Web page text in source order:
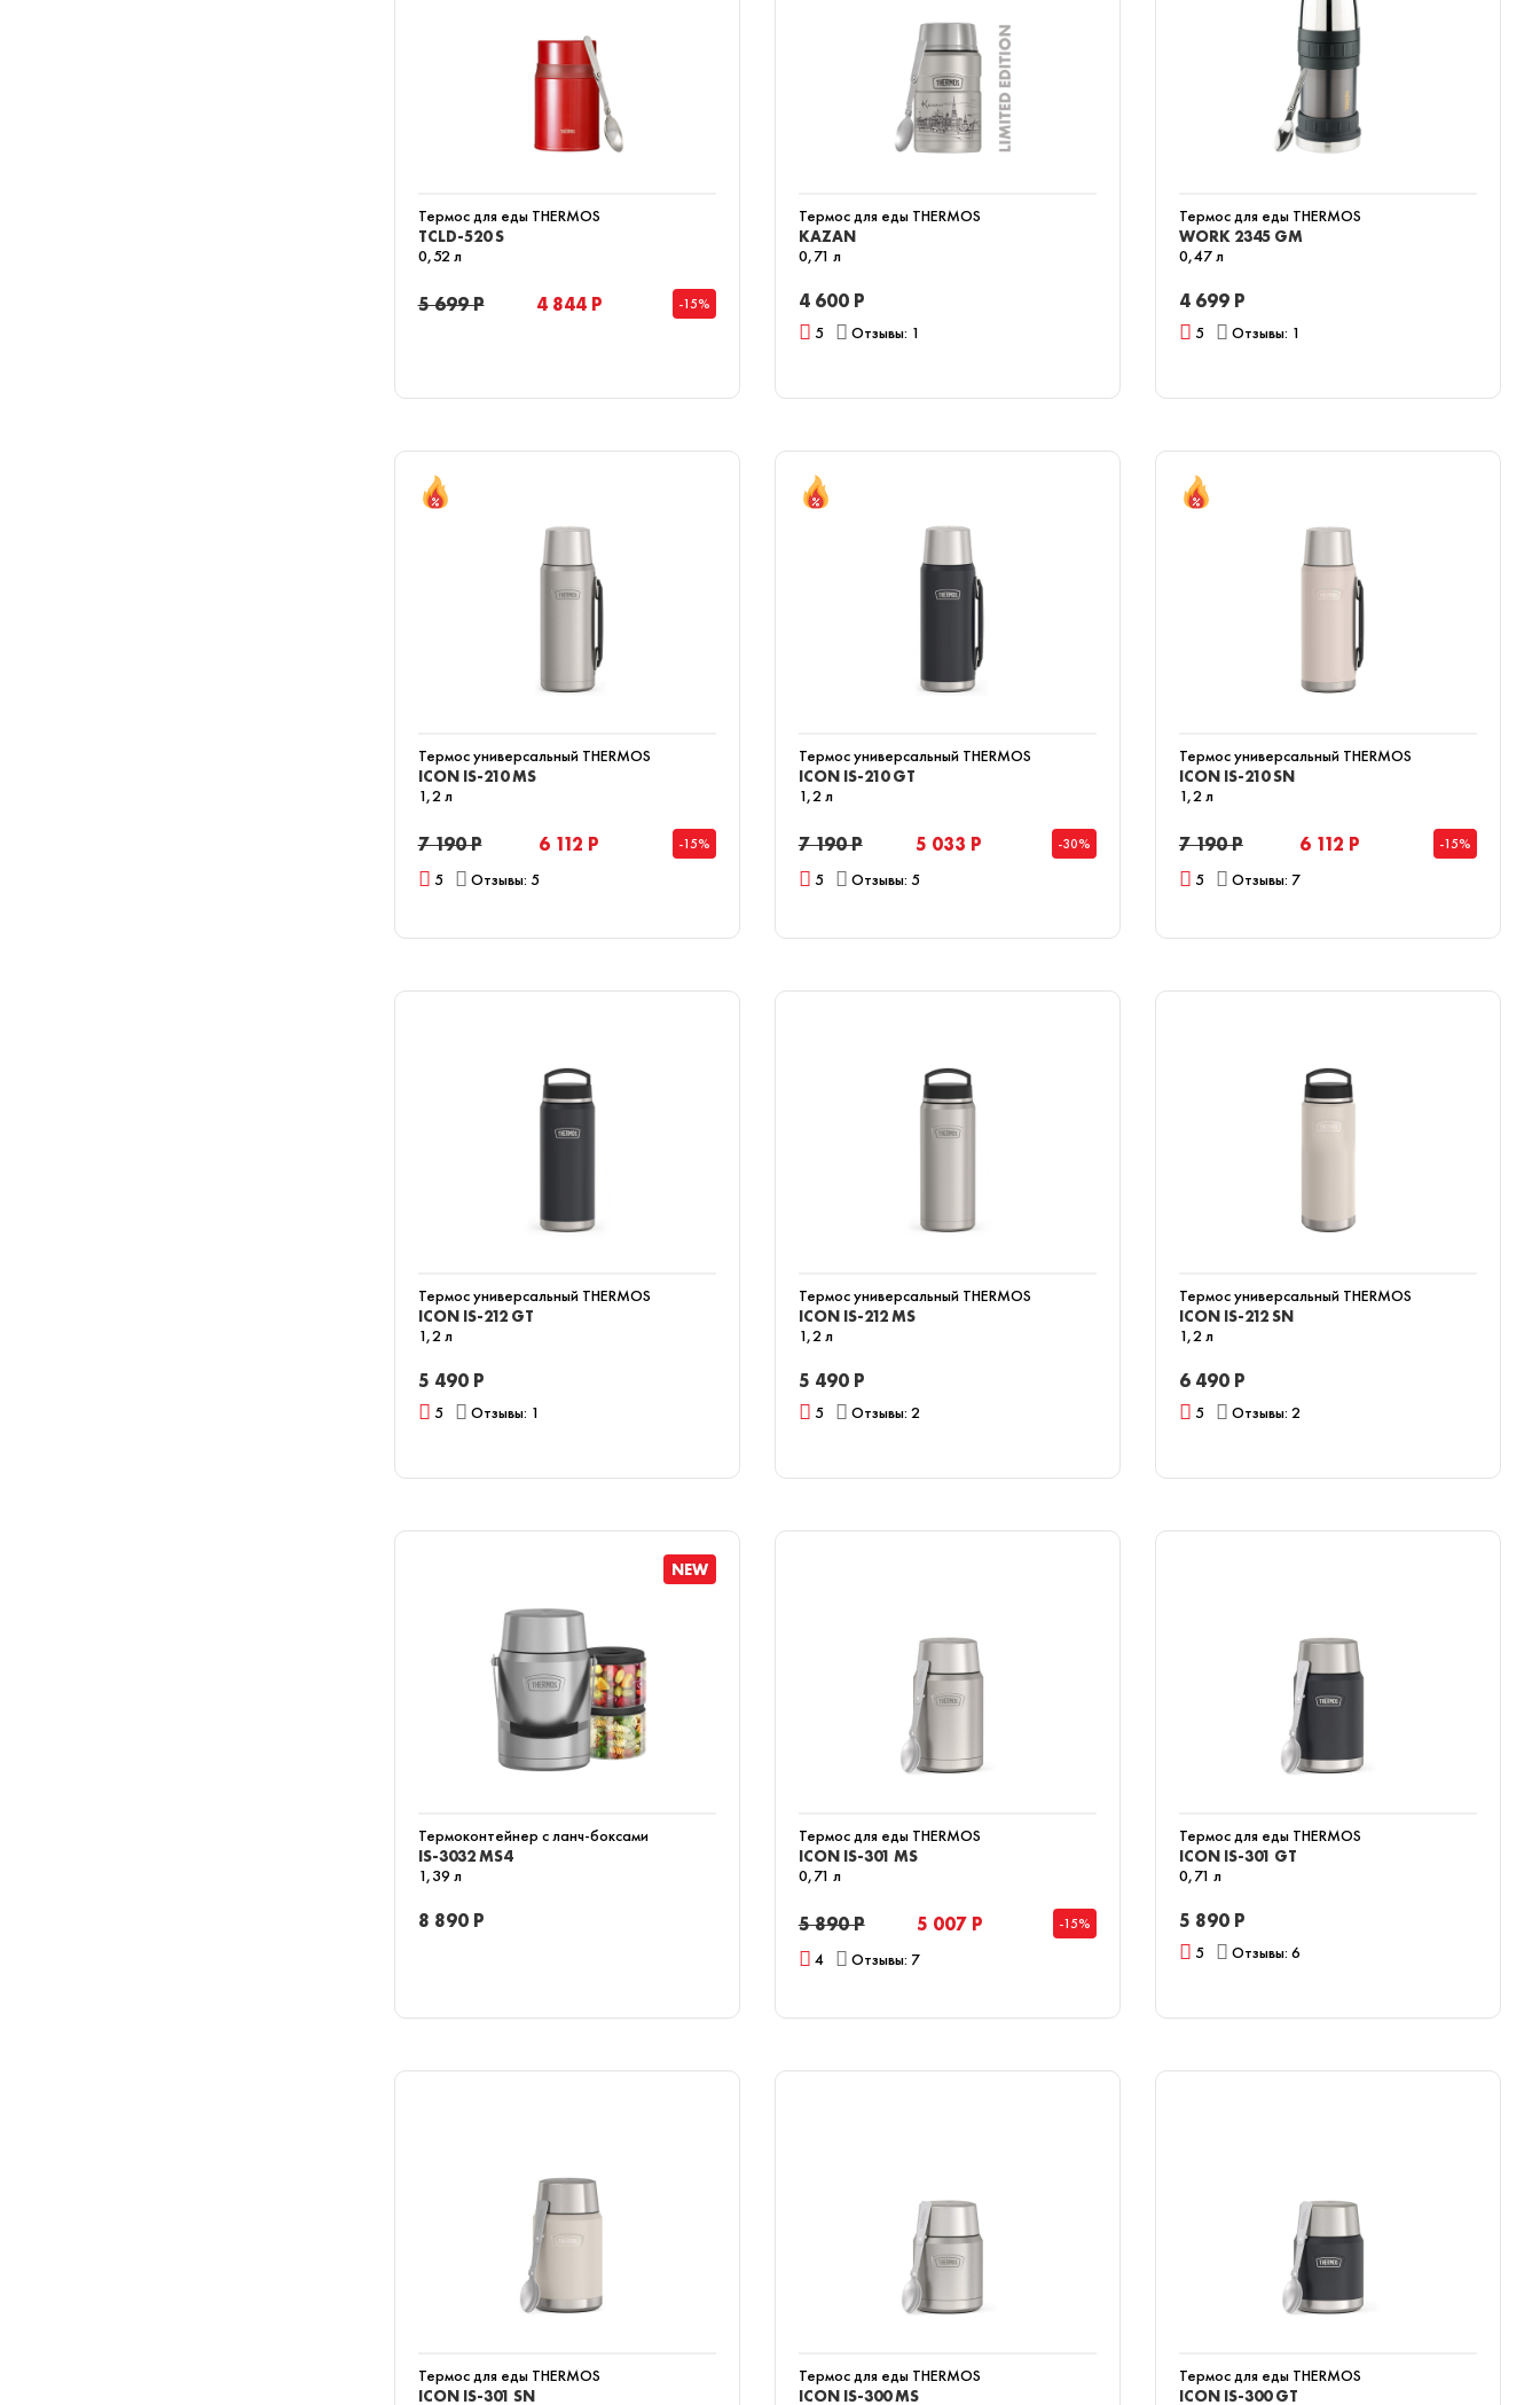
Термос для еды THERMOS
TCLD-520 S
0,52 л
5 699 Р 4 844 Р -15%
Термос для еды THERMOS
KAZAN
0,71 л
4 600 Р
5 Отзывы: 1
Термос для еды THERMOS
WORK 2345 GM
0,47 л
4 699 Р
5 Отзывы: 1
Термос универсальный THERMOS
ICON IS-210 MS
1,2 л
7 190 Р 6 112 Р -15%
5 Отзывы: 5
Термос универсальный THERMOS
ICON IS-210 GT
1,2 л
7 190 Р 5 033 Р -30%
5 Отзывы: 5
Термос универсальный THERMOS
ICON IS-210 SN
1,2 л
7 190 Р 6 112 Р -15%
5 Отзывы: 7
Термос универсальный THERMOS
ICON IS-212 GT
1,2 л
5 490 Р
5 Отзывы: 1
Термос универсальный THERMOS
ICON IS-212 MS
1,2 л
5 490 Р
5 Отзывы: 2
Термос универсальный THERMOS
ICON IS-212 SN
1,2 л
6 490 Р
5 Отзывы: 2
NEW
Термоконтейнер с ланч-боксами
IS-3032 MS4
1,39 л
8 890 Р
Термос для еды THERMOS
ICON IS-301 MS
0,71 л
5 890 Р 5 007 Р -15%
4 Отзывы: 7
Термос для еды THERMOS
ICON IS-301 GT
0,71 л
5 890 Р
5 Отзывы: 6
Термос для еды THERMOS
ICON IS-301 SN
Термос для еды THERMOS
ICON IS-300 MS
Термос для еды THERMOS
ICON IS-300 GT